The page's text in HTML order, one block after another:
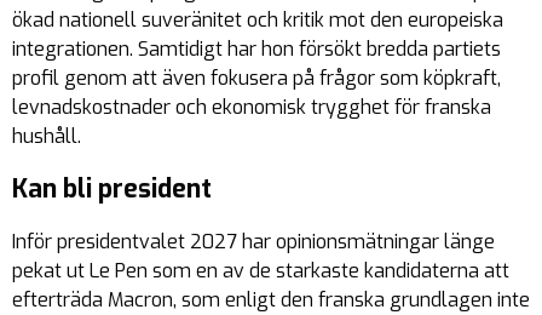
ökad nationell suveränitet och kritik mot den europeiska
integrationen. Samtidigt har hon försökt bredda partiets
profil genom att även fokusera på frågor som köpkraft,
levnadskostnader och ekonomisk trygghet för franska
hushåll.
Kan bli president
Inför presidentvalet 2027 har opinionsmätningar länge
pekat ut Le Pen som en av de starkaste kandidaterna att
efterträda Macron, som enligt den franska grundlagen inte